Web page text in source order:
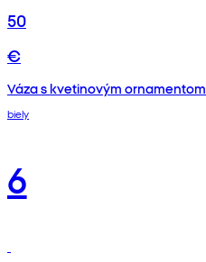
50
€
Váza s kvetinovým ornamentom
biely
6